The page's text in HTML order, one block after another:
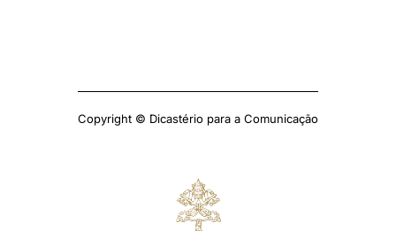
Copyright © Dicastério para a Comunicação